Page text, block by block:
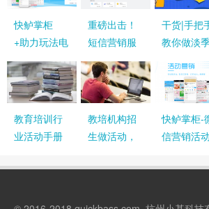
快鲈掌柜
+助力玩法电
脑端活动创
建教程
重磅出击！
短信营销服
务终于来
了！复活客
户就用它！
干货|手把
教你做淡
招生活动，
抢占暑期生
源，这一
就够了！
教育培训行
业活动手册
教培机构招
生做活动，
案
快鲈掌柜-
信营销活动
解（含视